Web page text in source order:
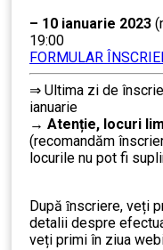
– 10 ianuarie 2023
19:00
FORMULAR
⇒ Ultima zi de
ianuarie
→ Atenție, locuri
(recomandăm
locurile nu pot fi
După ȋnscriere, veți
detalii despre
veți primi în ziua